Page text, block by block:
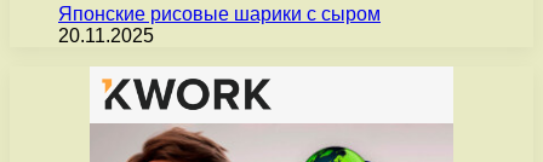
Японские рисовые шарики с сыром
20.11.2025